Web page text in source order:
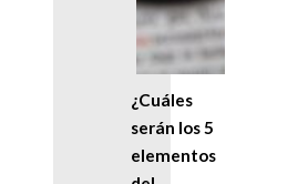
¿Cuáles
serán los 5
elementos